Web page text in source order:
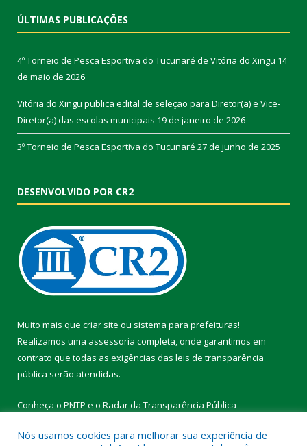
ÚLTIMAS PUBLICAÇÕES
4º Torneio de Pesca Esportiva do Tucunaré de Vitória do Xingu 14
de maio de 2026
Vitória do Xingu publica edital de seleção para Diretor(a) e Vice-
Diretor(a) das escolas municipais 19 de janeiro de 2026
3º Torneio de Pesca Esportiva do Tucunaré 27 de junho de 2025
DESENVOLVIDO POR CR2
Muito mais que criar site ou sistema para prefeituras!
Realizamos uma assessoria completa, onde garantimos em
contrato que todas as exigências das leis de transparência
pública serão atendidas.
Conheça o PNTP e o Radar da Transparência Pública
Nós usamos cookies para melhorar sua experiência de